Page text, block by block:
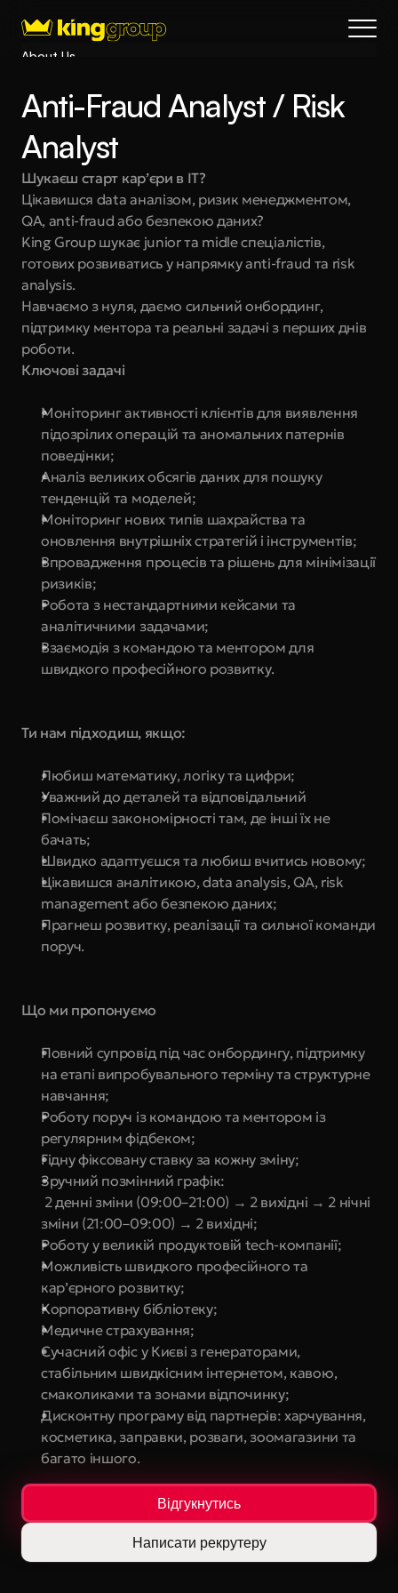
About Us
Services
Process
Coming Soon
King Interns
Legal
404
Book a call
Anti-Fraud Analyst / Risk
Analyst
Шукаєш старт кар’єри в IT?
Цікавишся data аналізом, ризик менеджментом,
QA, anti-fraud або безпекою даних?
King Group шукає junior та midle спеціалістів,
готових розвиватись у напрямку anti-fraud та risk
analysis.
Навчаємо з нуля, даємо сильний онбординг,
підтримку ментора та реальні задачі з перших днів
роботи.
Ключові задачі
Моніторинг активності клієнтів для виявлення
підозрілих операцій та аномальних патернів
поведінки;
Аналіз великих обсягів даних для пошуку
тенденцій та моделей;
Моніторинг нових типів шахрайства та
оновлення внутрішніх стратегій і інструментів;
Впровадження процесів та рішень для мінімізації
ризиків;
Робота з нестандартними кейсами та
аналітичними задачами;
Взаємодія з командою та ментором для
швидкого професійного розвитку.
Ти нам підходиш, якщо:
Любиш математику, логіку та цифри;
Уважний до деталей та відповідальний
Помічаєш закономірності там, де інші їх не
бачать;
Швидко адаптуєшся та любиш вчитись новому;
Цікавишся аналітикою, data analysis, QA, risk
management або безпекою даних;
Прагнеш розвитку, реалізації та сильної команди
поруч.
Що ми пропонуємо
Повний супровід під час онбордингу, підтримку
на етапі випробувального терміну та структурне
навчання;
Роботу поруч із командою та ментором із
регулярним фідбеком;
Гідну фіксовану ставку за кожну зміну;
Зручний позмінний графік:
2 денні зміни (09:00–21:00) → 2 вихідні → 2 нічні
зміни (21:00–09:00) → 2 вихідні;
Роботу у великій продуктовій tech-компанії;
Можливість швидкого професійного та
кар’єрного розвитку;
Корпоративну бібліотеку;
Медичне страхування;
Сучасний офіс у Києві з генераторами,
стабільним швидкісним інтернетом, кавою,
смаколиками та зонами відпочинку;
Дисконтну програму від партнерів: харчування,
косметика, заправки, розваги, зоомагазини та
багато іншого.
Відгукнутись
Написати рекрутеру